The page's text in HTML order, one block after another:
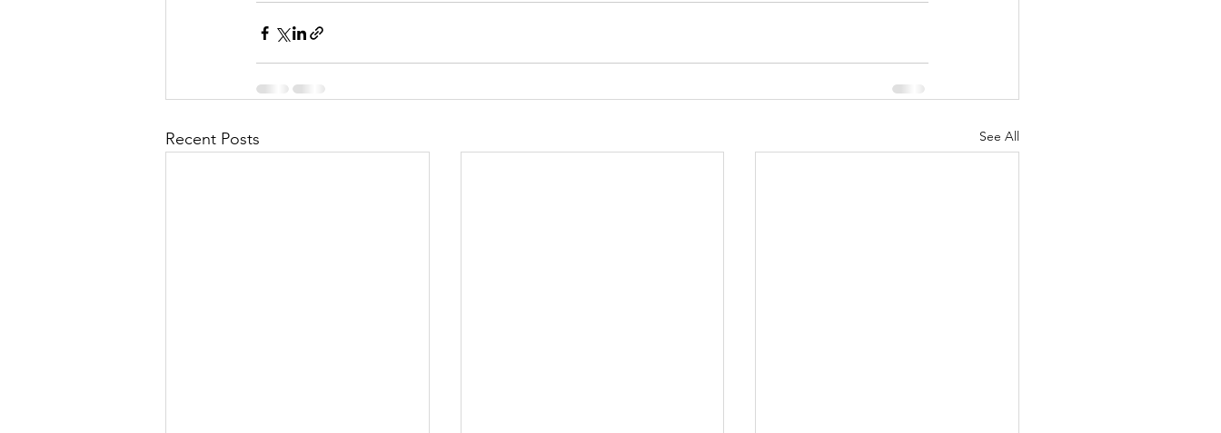
Recent Posts See All